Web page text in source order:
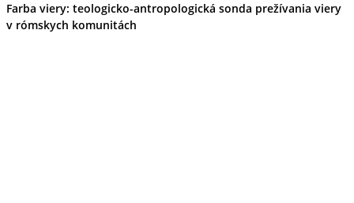
Farba viery: teologicko-antropologická sonda prežívania viery
v rómskych komunitách